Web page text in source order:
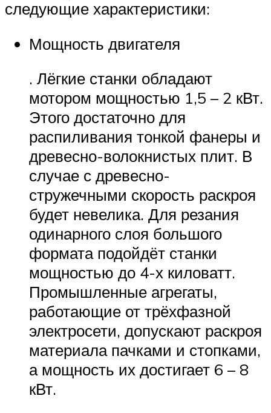
следующие характеристики:
Мощность двигателя
. Лёгкие станки обладают
мотором мощностью 1,5 – 2 кВт.
Этого достаточно для
распиливания тонкой фанеры и
древесно-волокнистых плит. В
случае с древесно-
стружечными скорость раскроя
будет невелика. Для резания
одинарного слоя большого
формата подойдёт станки
мощностью до 4-х киловатт.
Промышленные агрегаты,
работающие от трёхфазной
электросети, допускают раскроя
материала пачками и стопками,
а мощность их достигает 6 – 8
кВт.